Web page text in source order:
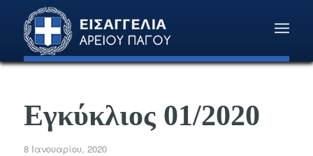
Εγκύκλιος 01/2020
8 Ιανουαρίου, 2020